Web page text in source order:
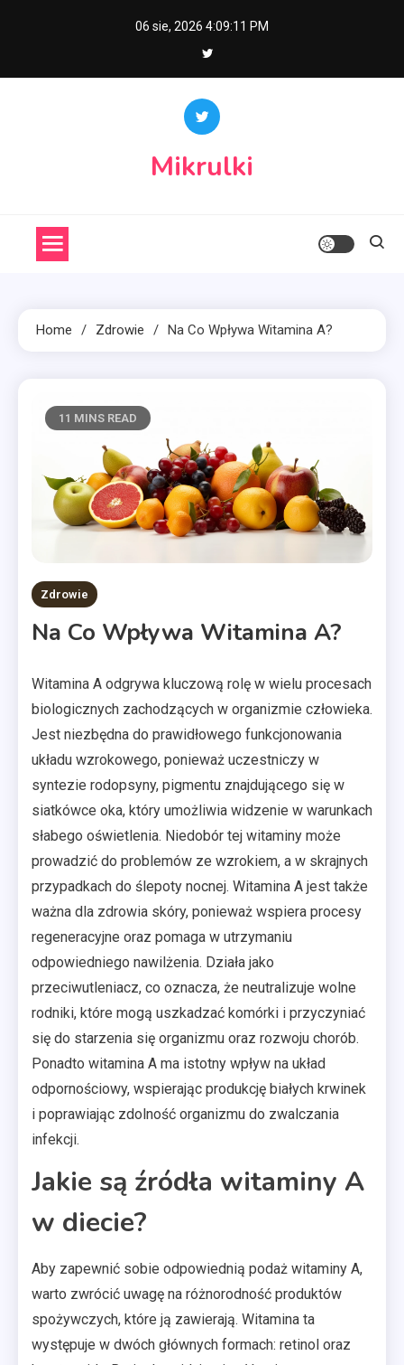
06 sie, 2026 4:09:12 PM
Mikrulki
Home Zdrowie Na Co Wpływa Witamina A?
11 MINS READ
Zdrowie
Na Co Wpływa Witamina A?
Witamina A odgrywa kluczową rolę w wielu procesach
biologicznych zachodzących w organizmie człowieka.
Jest niezbędna do prawidłowego funkcjonowania
układu wzrokowego, ponieważ uczestniczy w
syntezie rodopsyny, pigmentu znajdującego się w
siatkówce oka, który umożliwia widzenie w warunkach
słabego oświetlenia. Niedobór tej witaminy może
prowadzić do problemów ze wzrokiem, a w skrajnych
przypadkach do ślepoty nocnej. Witamina A jest także
ważna dla zdrowia skóry, ponieważ wspiera procesy
regeneracyjne oraz pomaga w utrzymaniu
odpowiedniego nawilżenia. Działa jako
przeciwutleniacz, co oznacza, że neutralizuje wolne
rodniki, które mogą uszkadzać komórki i przyczyniać
się do starzenia się organizmu oraz rozwoju chorób.
Ponadto witamina A ma istotny wpływ na układ
odpornościowy, wspierając produkcję białych krwinek
i poprawiając zdolność organizmu do zwalczania
infekcji.
Jakie są źródła witaminy A
w diecie?
Aby zapewnić sobie odpowiednią podaż witaminy A,
warto zwrócić uwagę na różnorodność produktów
spożywczych, które ją zawierają. Witamina ta
występuje w dwóch głównych formach: retinol oraz